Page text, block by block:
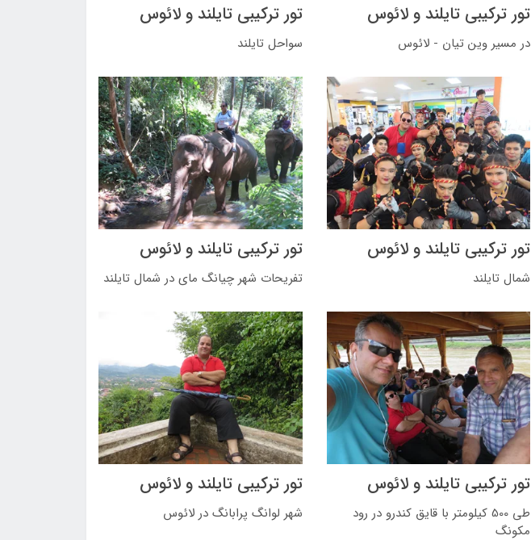
تور ترکیبی تایلند و لائوس
در مسیر وین تیان - لائوس
تور ترکیبی تایلند و لائوس
سواحل تایلند
تور ترکیبی تایلند و لائوس
شمال تایلند
تور ترکیبی تایلند و لائوس
تفریحات شهر چیانگ مای در شمال تایلند
تور ترکیبی تایلند و لائوس
طی 500 کیلومتر با قایق کندرو در رود
مکونگ
تور ترکیبی تایلند و لائوس
شهر لوانگ پرابانگ در لائوس